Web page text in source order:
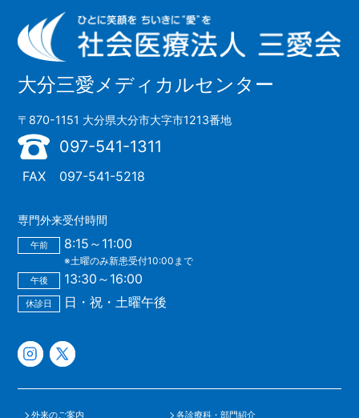
大分三愛メディカルセンター
〒870-1151 大分県大分市大字市1213番地
097-541-1311
FAX 097-541-5218
専門外来受付時間
午前 8:15～11:00
※土曜のみ新患受付10:00まで
午後 13:30～16:00
休診日 日・祝・土曜午後
外来のご案内 各診療科・部門紹介